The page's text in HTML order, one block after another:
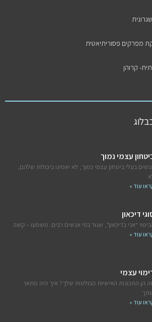
מפרקים פסוריתיאטית
קרוהן
עצמי נמוך
בעלי ביטחון עצמי נמוך, לא יאמינו ביכולות שלהם,
עוד »
דיכאון
"אני בדיכאון", שגור בפי אנשים רבים. משמעו – קשה
עוד »
עצמי
הן התכונות האישיות הבולטות שלך? איך היה מתאר
עוד »